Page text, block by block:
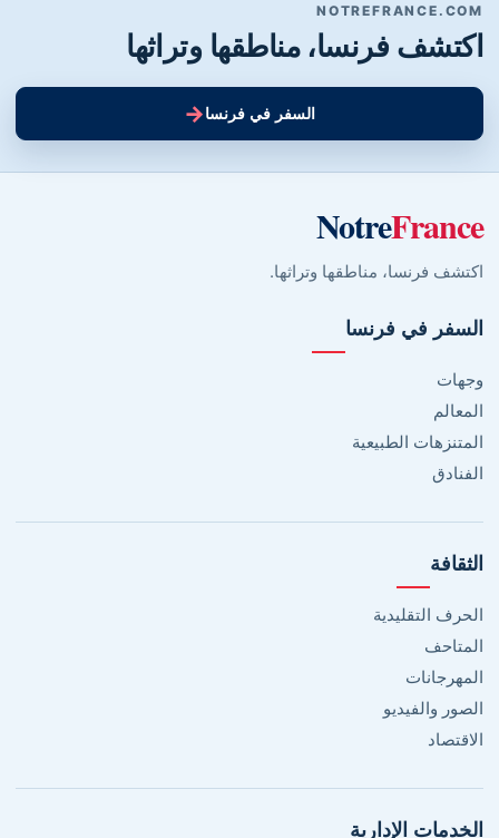
NOTREFRANCE.COM
اكتشف فرنسا، مناطقها وتراثها
السفر في فرنسا→
NotreFrance
اكتشف فرنسا، مناطقها وتراثها.
السفر في فرنسا
وجهات
المعالم
المتنزهات الطبيعية
الفنادق
الثقافة
الحرف التقليدية
المتاحف
المهرجانات
الصور والفيديو
الاقتصاد
الخدمات الإدارية